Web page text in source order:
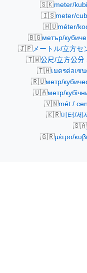
🇸🇰meter/
🇮🇸meter/
🇭🇺méter/
🇧🇬метър/
🇯🇵メートル/立方セ
🇹🇼公尺/立方公分
🇹🇭เมตรต่อเซ
🇷🇺метр/
🇺🇦метр/
🇻🇳mét /
🇰🇷미터/세
🇸🇦
🇬🇷μέτρο/